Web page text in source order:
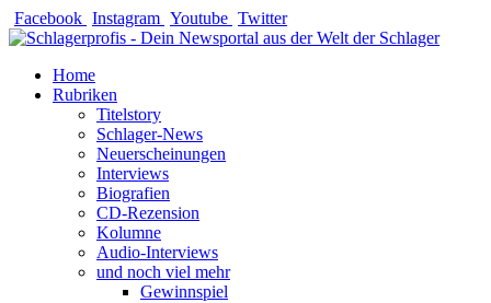
Zum
Inhalt
Facebook Instagram Youtube Twitter
Home
Rubriken
Titelstory
Schlager-News
Neuerscheinungen
Interviews
Biografien
CD-Rezension
Kolumne
Audio-Interviews
und noch viel mehr
Gewinnspiel